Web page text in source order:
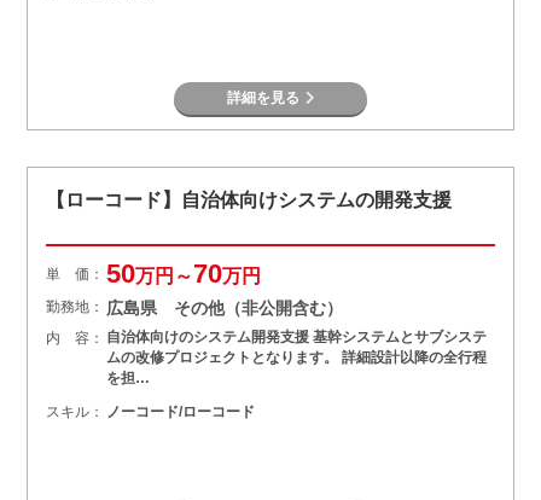
詳細を見る
【ローコード】自治体向けシステムの開発支援
単 価： 50万円～70万円
勤務地： 広島県 その他（非公開含む）
内 容： 自治体向けのシステム開発支援 基幹システムとサブシステ
ムの改修プロジェクトとなります。 詳細設計以降の全行程
を担…
スキル： ノーコード/ローコード